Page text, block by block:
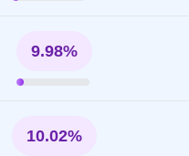
9.98%
10.02%